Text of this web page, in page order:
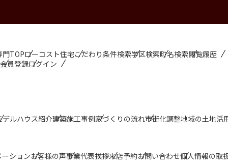
門TOPローコスト住宅こだわり条件検索学区検索町名検索閲覧履歴
会員登録ログイン
デルハウス紹介建築施工事例家づくりの流れ市街化調整地域の土地活
ションお客様の声事業代表挨拶来店予約お問い合わせ個人情報の取